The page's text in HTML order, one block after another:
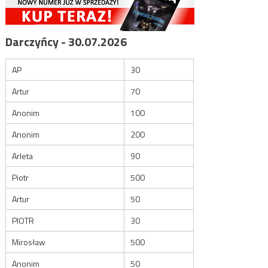
Darczyńcy - 30.07.2026
AP
30
Artur
70
Anonim
100
Anonim
200
Arleta
90
Piotr
500
Artur
50
PIOTR
30
Mirosław
500
Anonim
50